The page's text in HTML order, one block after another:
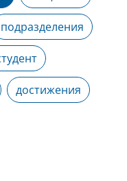
подразделения
достижения